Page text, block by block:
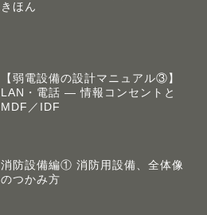
きほん
【弱電設備の設計マニュアル③】
LAN・電話 ― 情報コンセントと
MDF／IDF
消防設備編① 消防用設備、全体像
のつかみ方